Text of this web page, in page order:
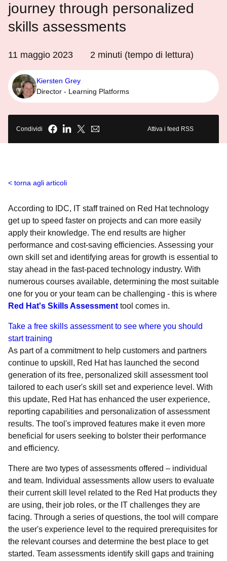
journey through personalized
skills assessments
11 maggio 2023 2 minuti (tempo di lettura)
Kiersten Grey
Director - Learning Platforms
Condividi Attiva i feed RSS
torna agli articoli
According to IDC, IT staff trained on Red Hat technology
get up to speed faster on projects and can more easily
apply their knowledge. The end results are higher
performance and cost-saving efficiencies. Assessing your
own skill set and identifying areas for growth is essential to
stay ahead in the fast-paced technology industry. With
numerous courses available, determining the most suitable
one for you or your team can be challenging - this is where
Red Hat's Skills Assessment tool comes in.
Take a free skills assessment to see where you should
start training
As part of a commitment to help customers and partners
continue to upskill, Red Hat has launched the second
generation of its free, personalized skill assessment tool
tailored to each user's skill set and experience level. With
this update, Red Hat has enhanced the user experience,
reporting capabilities and personalization of assessment
results. The tool's improved features make it even more
beneficial for users seeking to bolster their performance
and efficiency.
There are two types of assessments offered – individual
and team. Individual assessments allow users to evaluate
their current skill level related to the Red Hat products they
are using, their job roles, or the IT challenges they are
facing. Through a series of questions, the tool will compare
the user's experience level to the required prerequisites for
the relevant courses and determine the best place to get
started. Team assessments identify skill gaps and training